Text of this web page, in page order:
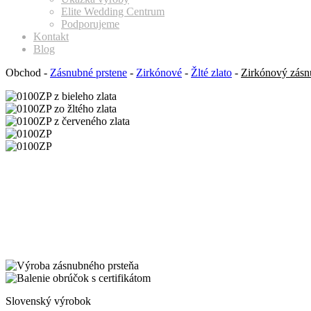
Elite Wedding Centrum
Podporujeme
Kontakt
Blog
Obchod - Zásnubné prstene - Zirkónové - Žlté zlato - Zirkónový
Slovenský výrobok